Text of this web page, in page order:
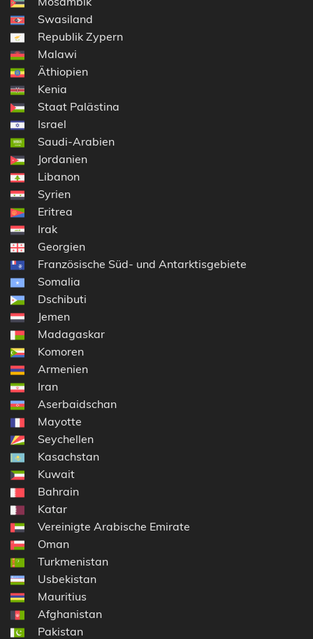
Swasiland
Republik Zypern
Malawi
Äthiopien
Kenia
Staat Palästina
Israel
Saudi-Arabien
Jordanien
Libanon
Syrien
Eritrea
Irak
Georgien
Französische Süd- und Antarktisgebiete
Somalia
Dschibuti
Jemen
Madagaskar
Komoren
Armenien
Iran
Aserbaidschan
Mayotte
Seychellen
Kasachstan
Kuwait
Bahrain
Katar
Vereinigte Arabische Emirate
Oman
Turkmenistan
Usbekistan
Mauritius
Afghanistan
Pakistan